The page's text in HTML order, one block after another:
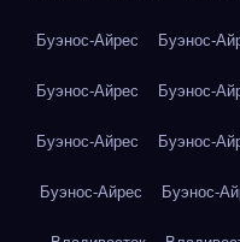
Буэнос-Айрес Буэнос-
Буэнос-Айрес Буэнос-
Буэнос-Айрес Буэнос-
Буэнос-Айрес Буэнос-